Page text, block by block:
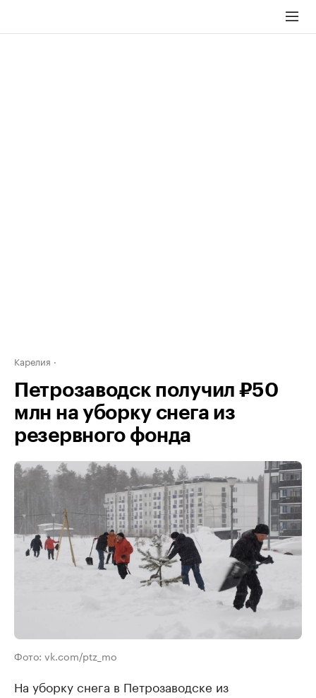
Карелия
Петрозаводск получил ₽50
млн на уборку снега из
резервного фонда
Фото: vk.com/ptz_mo
На уборку снега в Петрозаводске из